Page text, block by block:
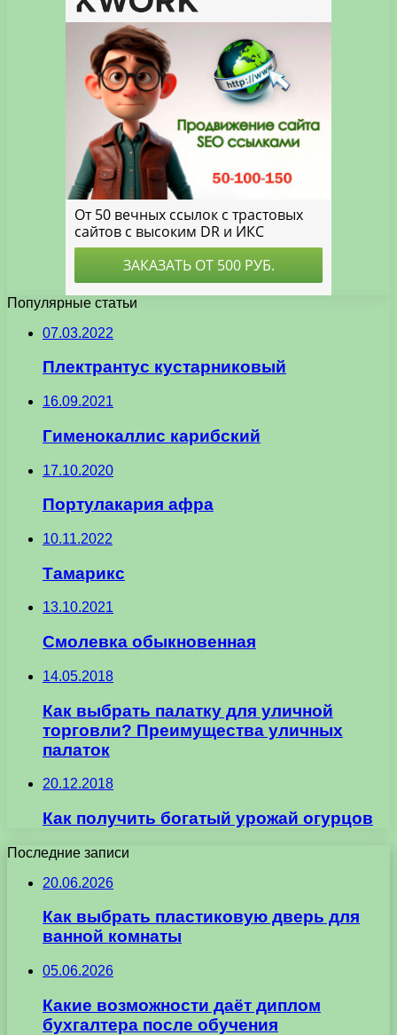
Популярные статьи
07.03.2022
Плектрантус кустарниковый
16.09.2021
Гименокаллис карибский
17.10.2020
Портулакария афра
10.11.2022
Тамарикс
13.10.2021
Смолевка обыкновенная
14.05.2018
Как выбрать палатку для уличной
торговли? Преимущества уличных
палаток
20.12.2018
Как получить богатый урожай огурцов
Последние записи
20.06.2026
Как выбрать пластиковую дверь для
ванной комнаты
05.06.2026
Какие возможности даёт диплом
бухгалтера после обучения